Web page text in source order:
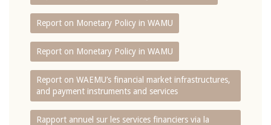
Report on Monetary Policy in WAMU
Report on Monetary Policy in WAMU
Report on WAEMU’s financial market infrastructures,
and payment instruments and services
Rapport annuel sur les services financiers via la